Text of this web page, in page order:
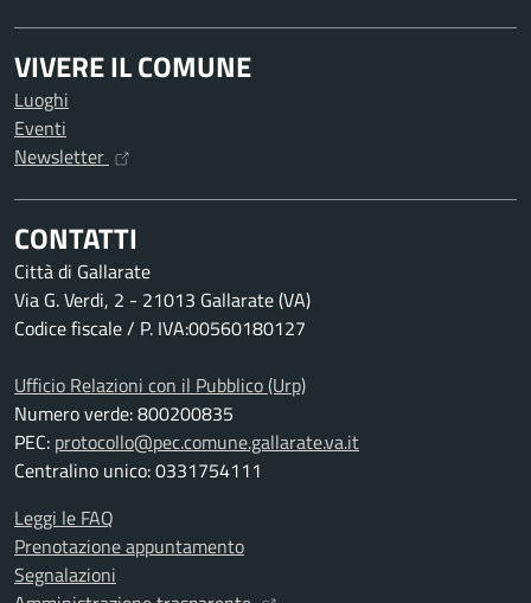
VIVERE IL COMUNE
Luoghi
Eventi
Newsletter
CONTATTI
Città di Gallarate
Via G. Verdi, 2 - 21013 Gallarate (VA)
Codice fiscale / P. IVA:00560180127
Ufficio Relazioni con il Pubblico (Urp)
Numero verde: 800200835
PEC: protocollo@pec.comune.gallarate.va.it
Centralino unico: 0331754111
Leggi le FAQ
Prenotazione appuntamento
Segnalazioni